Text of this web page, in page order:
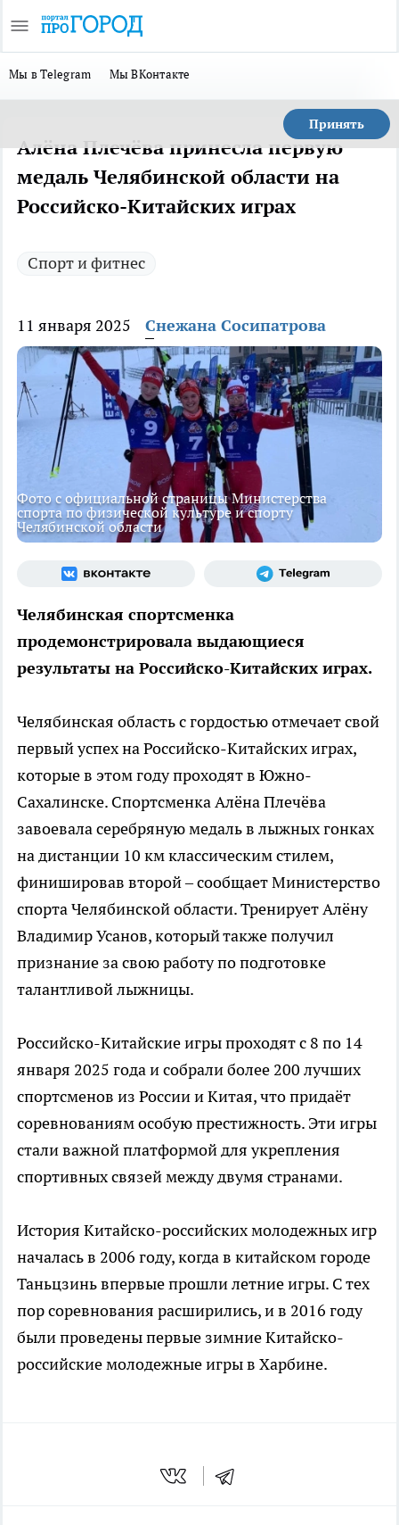
Мы в Telegram Мы ВКонтакте
Принять
Алёна Плечёва принесла первую
медаль Челябинской области на
Российско-Китайских играх
Спорт и фитнес
11 января 2025 Снежана Сосипатрова
Фото с официальной страницы Министерства
спорта по физической культуре и спорту
Челябинской области
Челябинская спортсменка
продемонстрировала выдающиеся
результаты на Российско-Китайских играх.
Челябинская область с гордостью отмечает свой
первый успех на Российско-Китайских играх,
которые в этом году проходят в Южно-
Сахалинске. Спортсменка Алёна Плечёва
завоевала серебряную медаль в лыжных гонках
на дистанции 10 км классическим стилем,
финишировав второй – сообщает Министерство
спорта Челябинской области. Тренирует Алёну
Владимир Усанов, который также получил
признание за свою работу по подготовке
талантливой лыжницы.
Российско-Китайские игры проходят с 8 по 14
января 2025 года и собрали более 200 лучших
спортсменов из России и Китая, что придаёт
соревнованиям особую престижность. Эти игры
стали важной платформой для укрепления
спортивных связей между двумя странами.
История Китайско-российских молодежных игр
началась в 2006 году, когда в китайском городе
Таньцзинь впервые прошли летние игры. С тех
пор соревнования расширились, и в 2016 году
были проведены первые зимние Китайско-
российские молодежные игры в Харбине.